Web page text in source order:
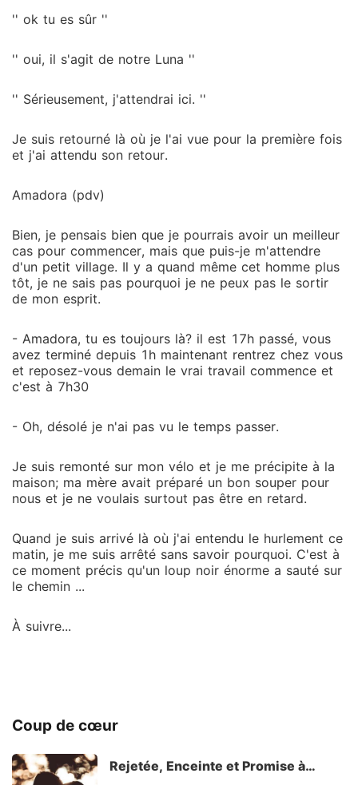
'' ok tu es sûr ''
'' oui, il s'agit de notre Luna ''
'' Sérieusement, j'attendrai ici. ''
Je suis retourné là où je l'ai vue pour la première fois
et j'ai attendu son retour.
Amadora (pdv)
Bien, je pensais bien que je pourrais avoir un meilleur
cas pour commencer, mais que puis-je m'attendre
d'un petit village. Il y a quand même cet homme plus
tôt, je ne sais pas pourquoi je ne peux pas le sortir
de mon esprit.
- Amadora, tu es toujours là? il est 17h passé, vous
avez terminé depuis 1h maintenant rentrez chez vous
et reposez-vous demain le vrai travail commence et
c'est à 7h30
- Oh, désolé je n'ai pas vu le temps passer.
Je suis remonté sur mon vélo et je me précipite à la
maison; ma mère avait préparé un bon souper pour
nous et je ne voulais surtout pas être en retard.
Quand je suis arrivé là où j'ai entendu le hurlement ce
matin, je me suis arrêté sans savoir pourquoi. C'est à
ce moment précis qu'un loup noir énorme a sauté sur
le chemin ...
À suivre...
Coup de cœur
Rejetée, Enceinte et Promise à